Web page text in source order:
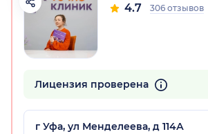
4.7 306 отзывов
Лицензия проверена
г Уфа, ул Менделеева, д 114А